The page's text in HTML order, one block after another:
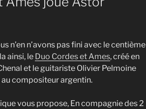
n’en n’avons pas fini avec le centième
ainsi, le Duo Cordes et Ames, créé en
et le guitariste Olivier Pelmoine
compositeur argentin.
vous propose, En compagnie des 2